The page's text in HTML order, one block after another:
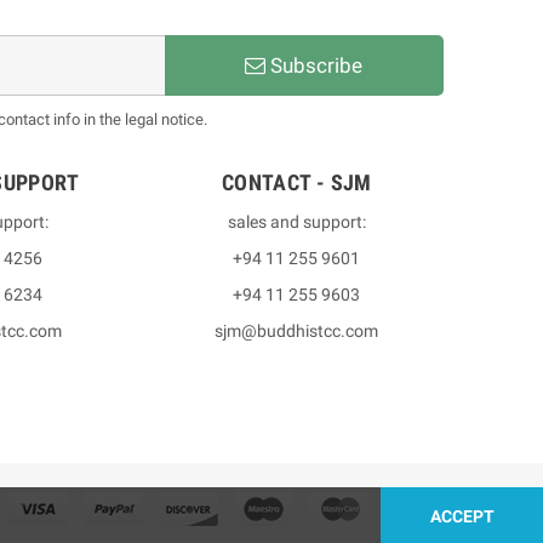
Subscribe
info in the legal notice.
4256
6234
CONTACT - SJM
sales and support:
+94 11 255 9601
+94 11 255 9603
sjm@buddhistcc.com
ACCEPT